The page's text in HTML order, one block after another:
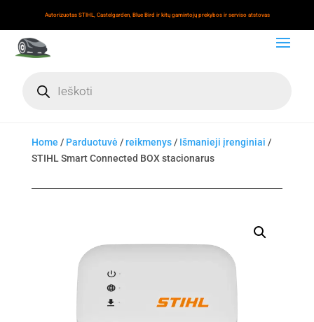
Autorizuotas STIHL, Castelgarden, Blue Bird ir kitų gamintojų prekybos ir serviso atstovas
search
Home / Parduotuvė /reikmenys/ Išmanieji įrenginiai /
STIHL Smart Connected BOX stacionarus